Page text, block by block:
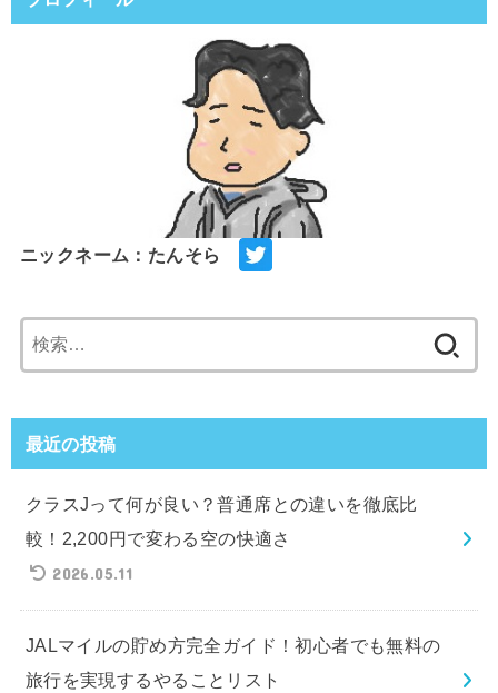
ニックネーム：たんそら
索:
最近の投稿
クラスJって何が良い？普通席との違いを徹底比
較！2,200円で変わる空の快適さ
2026.05.11
JALマイルの貯め方完全ガイド！初心者でも無料の
旅行を実現するやることリスト